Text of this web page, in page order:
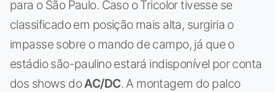
para o São Paulo. Caso o Tricolor tivesse se
classificado em posição mais alta, surgiria o
impasse sobre o mando de campo, já que o
estádio são-paulino estará indisponível por conta
dos shows doAC/DC. A montagem do palco